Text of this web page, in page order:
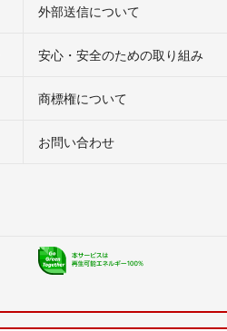
外部送信について
安心・安全のための取り組み
商標権について
お問い合わせ